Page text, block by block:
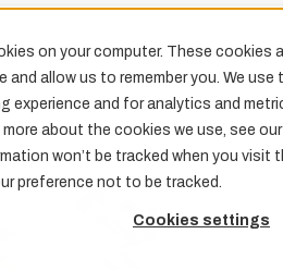
on your computer. These
allow us to remember you. We
experience and for analytics and
about the cookies we use, see
won’t be tracked when you
preference not to be tracked.
Cookies settings